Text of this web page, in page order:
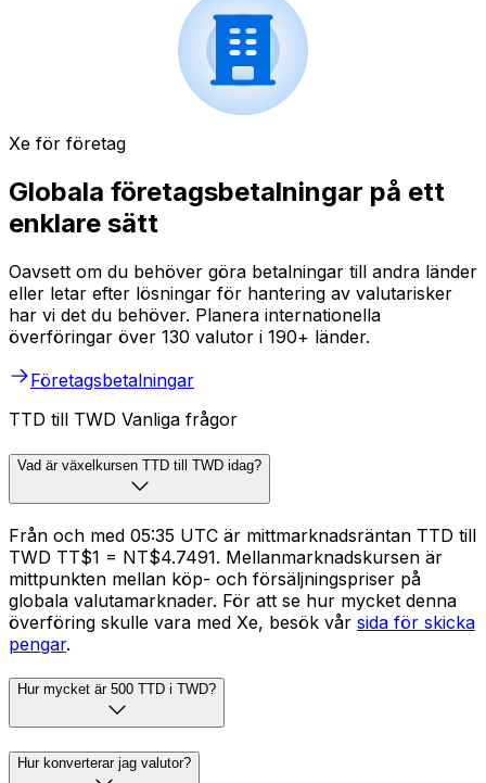
Xe för företag
Globala företagsbetalningar på ett
enklare sätt
Oavsett om du behöver göra betalningar till andra länder
eller letar efter lösningar för hantering av valutarisker
har vi det du behöver. Planera internationella
överföringar över 130 valutor i 190+ länder.
Företagsbetalningar
TTD till TWD Vanliga frågor
Vad är växelkursen TTD till TWD idag?
Från och med 05:35 UTC är mittmarknadsräntan TTD till
TWD TT$1 = NT$4.7491. Mellanmarknadskursen är
mittpunkten mellan köp- och försäljningspriser på
globala valutamarknader. För att se hur mycket denna
överföring skulle vara med Xe, besök vår sida för skicka
pengar.
Hur mycket är 500 TTD i TWD?
Hur konverterar jag valutor?